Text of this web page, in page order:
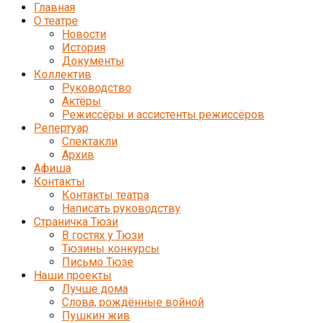
Главная
О театре
Новости
История
Документы
Коллектив
Руководство
Актёры
Режиссёры и ассистенты режиссёров
Репертуар
Спектакли
Архив
Афиша
Контакты
Контакты театра
Написать руководству
Страничка Тюзи
В гостях у Тюзи
Тюзины конкурсы
Письмо Тюзе
Наши проекты
Лучше дома
Слова, рождённые войной
Пушкин жив